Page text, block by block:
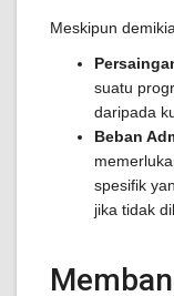
Meskipun
suatu
daripada
Beban
spesifik
jika tidak